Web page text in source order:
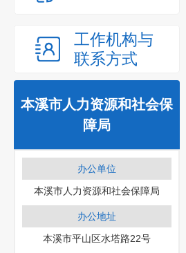
工作机构与
联系方式
本溪市人力资源和社会保
障局
办公单位
本溪市人力资源和社会保障局
办公地址
本溪市平山区水塔路22号